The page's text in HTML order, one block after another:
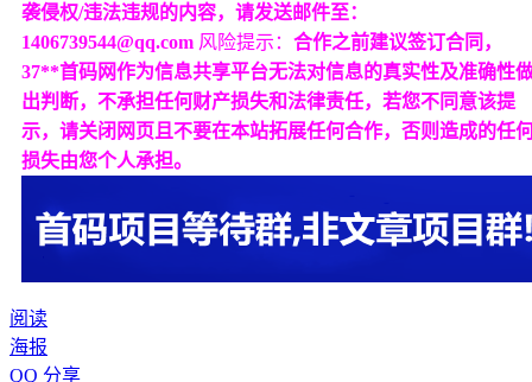
袭侵权/违法违规的内容，请发送邮件至：
1406739544@qq.com 风险提示： 合作之前建议签订合同，
37**首码网作为信息共享平台无法对信息的真实性及准确性
出判断，不承担任何财产损失和法律责任，若您不同意该提
示，请关闭网页且不要在本站拓展任何合作，否则造成的任
损失由您个人承担。
阅读
海报
QQ 分享